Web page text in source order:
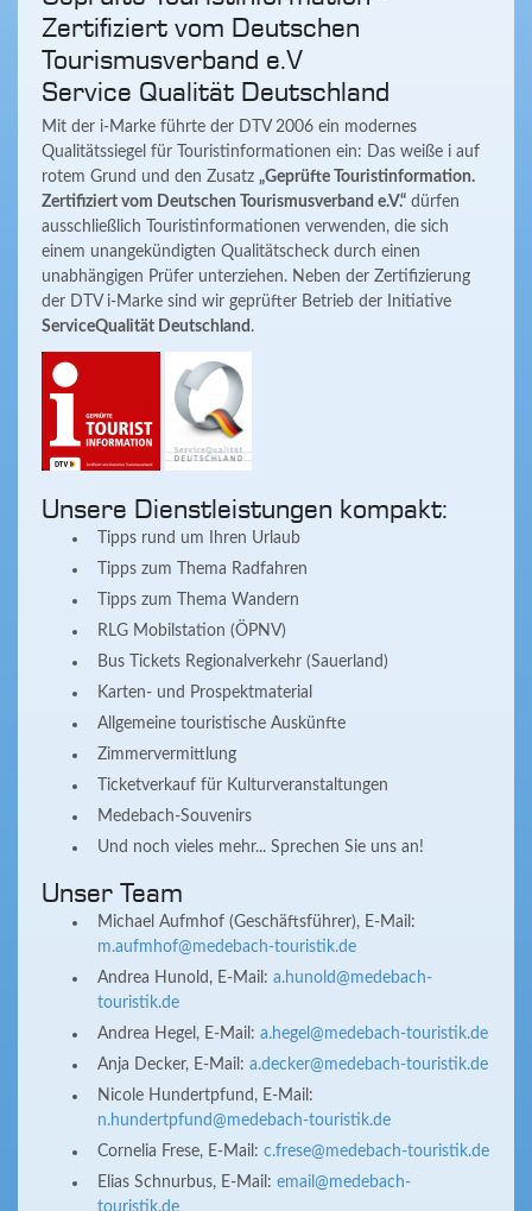
Zertifiziert vom Deutschen
Tourismusverband e.V
Service Qualität Deutschland
Mit der i-Marke führte der DTV 2006 ein modernes
Qualitätssiegel für Touristinformationen ein: Das weiße i auf
rotem Grund und den Zusatz „Geprüfte Touristinformation.
Zertifiziert vom Deutschen Tourismusverband e.V.“ dürfen
ausschließlich Touristinformationen verwenden, die sich
einem unangekündigten Qualitätscheck durch einen
unabhängigen Prüfer unterziehen. Neben der Zertifizierung
der DTV i-Marke sind wir geprüfter Betrieb der Initiative
ServiceQualität Deutschland .
Unsere Dienstleistungen kompakt:
Tipps rund um Ihren Urlaub
Tipps zum Thema Radfahren
Tipps zum Thema Wandern
RLG Mobilstation (ÖPNV)
Bus Tickets Regionalverkehr (Sauerland)
Karten- und Prospektmaterial
Allgemeine touristische Auskünfte
Zimmervermittlung
Ticketverkauf für Kulturveranstaltungen
Medebach-Souvenirs
Und noch vieles mehr... Sprechen Sie uns an!
Unser Team
Michael Aufmhof (Geschäftsführer), E-Mail:
m.aufmhof@medebach-touristik.de
Andrea Hunold, E-Mail: a.hunold@medebach-
touristik.de
Andrea Hegel, E-Mail: a.hegel@medebach-touristik.de
Anja Decker, E-Mail: a.decker@medebach-touristik.de
Nicole Hundertpfund, E-Mail:
n.hundertpfund@medebach-touristik.de
Cornelia Frese, E-Mail: c.frese@medebach-touristik.de
Elias Schnurbus, E-Mail: email@medebach-
touristik.de